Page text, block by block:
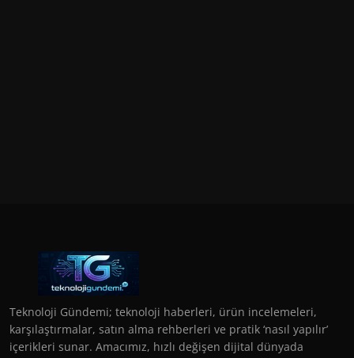
Teknoloji Gündemi; teknoloji haberleri, ürün incelemeleri,
karşılaştırmalar, satın alma rehberleri ve pratik ‘nasıl yapılır’
içerikleri sunar. Amacımız, hızlı değişen dijital dünyada